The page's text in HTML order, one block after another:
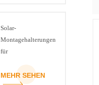
Solar-
Montagehalterungen
für
MEHR SEHEN